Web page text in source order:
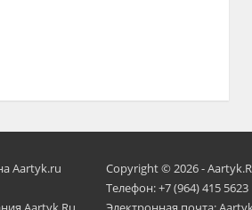
Aartyk.ru
Copyright © 2026 -
Телефон: +7 (964) 415 5623